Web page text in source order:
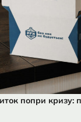
попри кризу: